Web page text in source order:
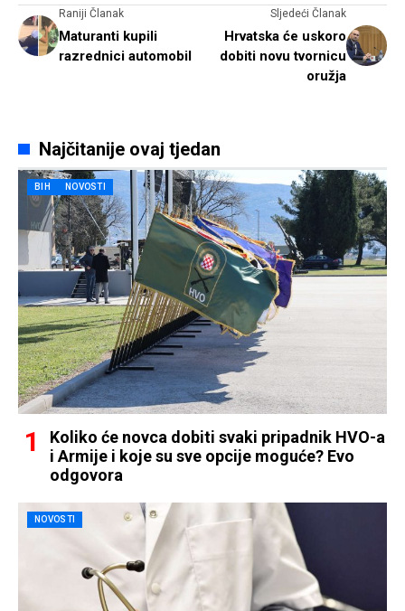
Raniji Članak
Maturanti kupili
razrednici automobil
Sljedeći Članak
Hrvatska će uskoro
dobiti novu tvornicu
oružja
Najčitanije ovaj tjedan
BIH NOVOSTI
Koliko će novca dobiti svaki pripadnik HVO-a
i Armije i koje su sve opcije moguće? Evo
odgovora
NOVOSTI